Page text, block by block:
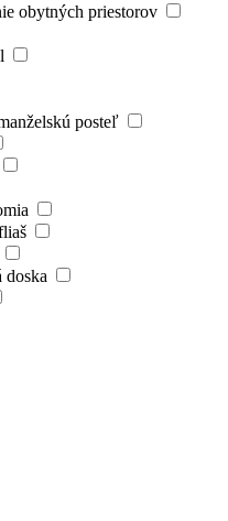
obytných priestorov
posteľ
doska